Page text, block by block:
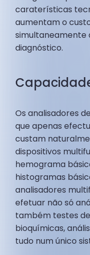
caraterísticas
aumentam o
simultaneamente
diagnóstico.
Os analisadores
que apenas
custam
dispositivos
hemograma
histogramas
analisadores
efetuar não só
também testes
bioquímicas,
tudo num único